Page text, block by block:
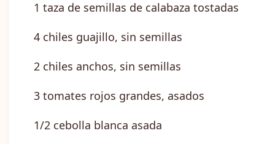
1 taza de semillas de calabaza tostadas
4 chiles guajillo, sin semillas
2 chiles anchos, sin semillas
3 tomates rojos grandes, asados
1/2 cebolla blanca asada